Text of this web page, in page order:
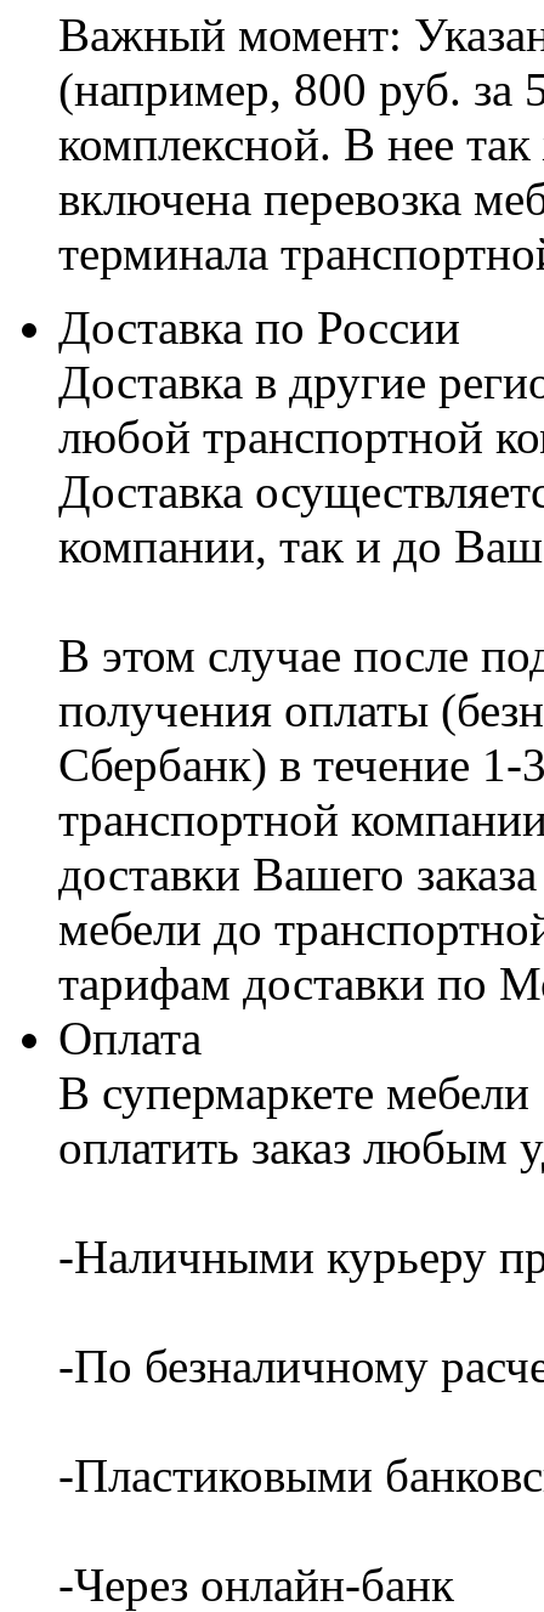
Важный момент:
(например, 800 руб. за
комплексной. В нее
включена перевозка
терминала
Доставка по России
Доставка в другие
любой транспортной
Доставка
компании, так и до
В этом случае после
получения оплаты
Сбербанк) в течение
транспортной
доставки Вашего
мебели до
тарифам доставки по
Оплата
В супермаркете
оплатить заказ любым
-Наличными курьеру
-По безналичному
-Пластиковыми
-Через онлайн-банк